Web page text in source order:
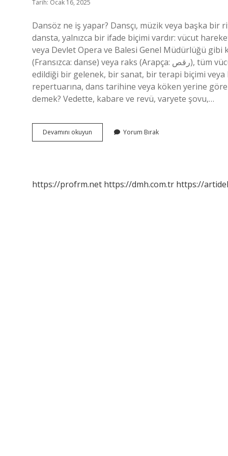
Tarih: Ocak 16, 2025
Dansöz ne iş yapar? Dansçı, müzik veya başka
dansta, yalnızca bir ifade biçimi vardır: vücut
veya Devlet Opera ve Balesi Genel Müdürlüğü gibi
(Fransızca: danse) veya raks (Arapça: رقص), tüm vücudun estetik olarak eğitildiği ve müzikal bir ritimle eşlik
edildiği bir gelenek, bir sanat, bir terapi biçimi
repertuarına, dans tarihine veya köken yerine
demek? Vedette, kabare ve revü, varyete şovu,…
Devamını okuyun
Ne
Yorum Bırak
https://profrm.net https://dmh.com.tr https://